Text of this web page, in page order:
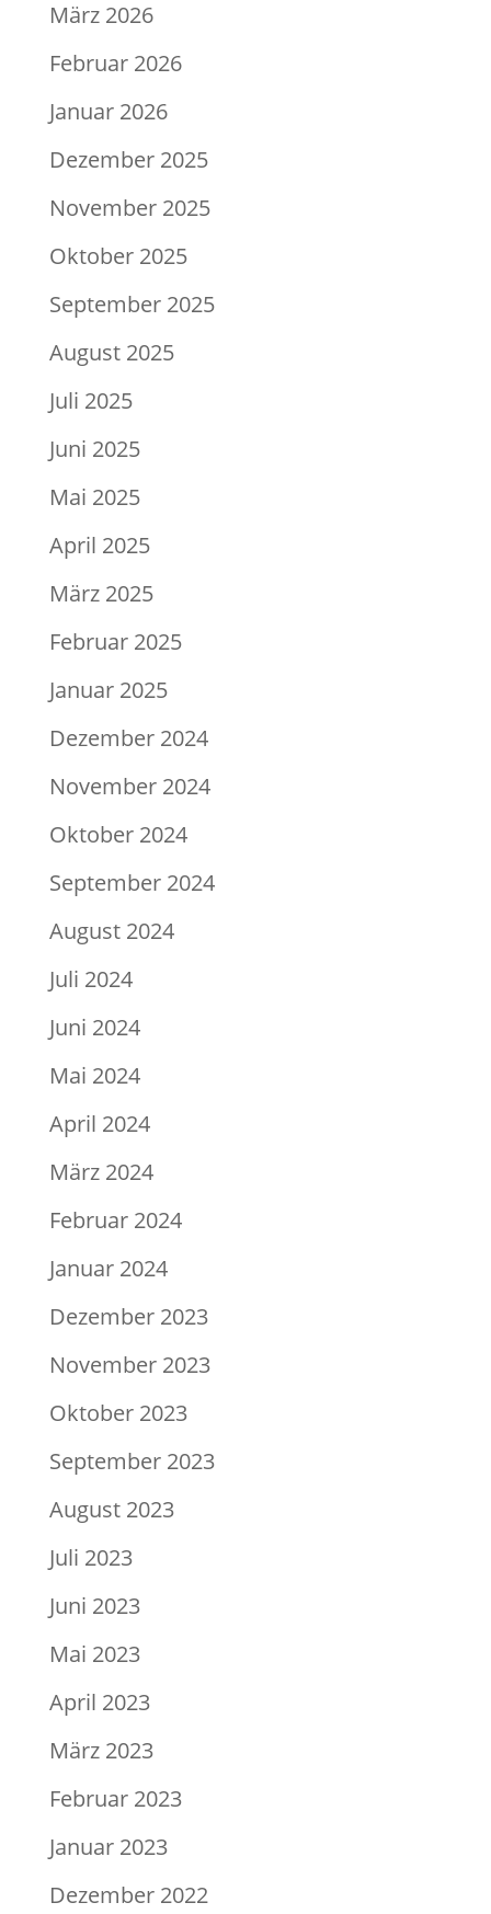
März 2026
Februar 2026
Januar 2026
Dezember 2025
November 2025
Oktober 2025
September 2025
August 2025
Juli 2025
Juni 2025
Mai 2025
April 2025
März 2025
Februar 2025
Januar 2025
Dezember 2024
November 2024
Oktober 2024
September 2024
August 2024
Juli 2024
Juni 2024
Mai 2024
April 2024
März 2024
Februar 2024
Januar 2024
Dezember 2023
November 2023
Oktober 2023
September 2023
August 2023
Juli 2023
Juni 2023
Mai 2023
April 2023
März 2023
Februar 2023
Januar 2023
Dezember 2022